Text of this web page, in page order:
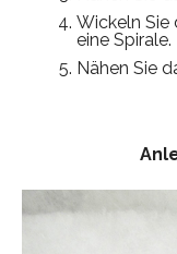
Wickeln Sie
eine Spirale.
Nähen Sie